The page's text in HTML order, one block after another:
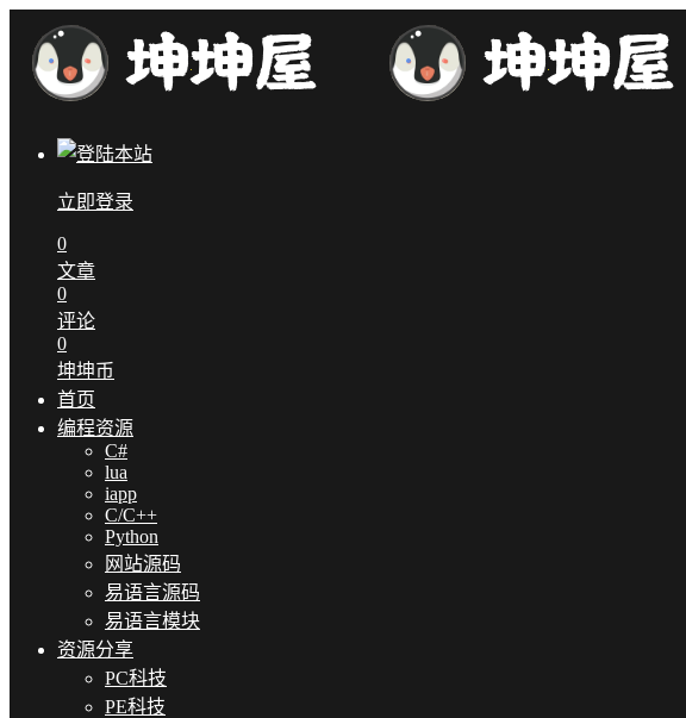
立即登录
0
文章
0
评论
0
坤坤币
首页
编程资源
C#
lua
iapp
C/C++
Python
网站源码
易语言源码
易语言模块
资源分享
PC科技
PE科技